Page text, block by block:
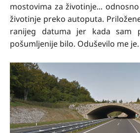
mostovima za životinje...
životinje preko autoputa.
ranijeg datuma jer kada sam
pošumljenije bilo. Oduševilo me je.